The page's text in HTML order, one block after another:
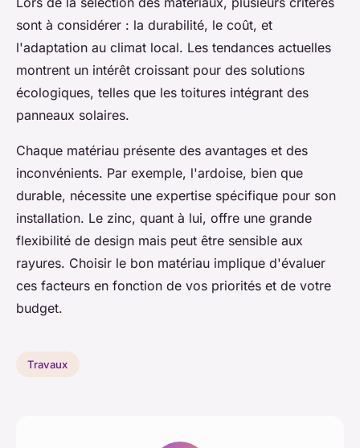
sont à considérer : la durabilité, le coût, et
l'adaptation au climat local. Les tendances actuelles
montrent un intérêt croissant pour des solutions
écologiques, telles que les toitures intégrant des
panneaux solaires.
Chaque matériau présente des avantages et des
inconvénients. Par exemple, l'ardoise, bien que
durable, nécessite une expertise spécifique pour son
installation. Le zinc, quant à lui, offre une grande
flexibilité de design mais peut être sensible aux
rayures. Choisir le bon matériau implique d'évaluer
ces facteurs en fonction de vos priorités et de votre
budget.
Travaux